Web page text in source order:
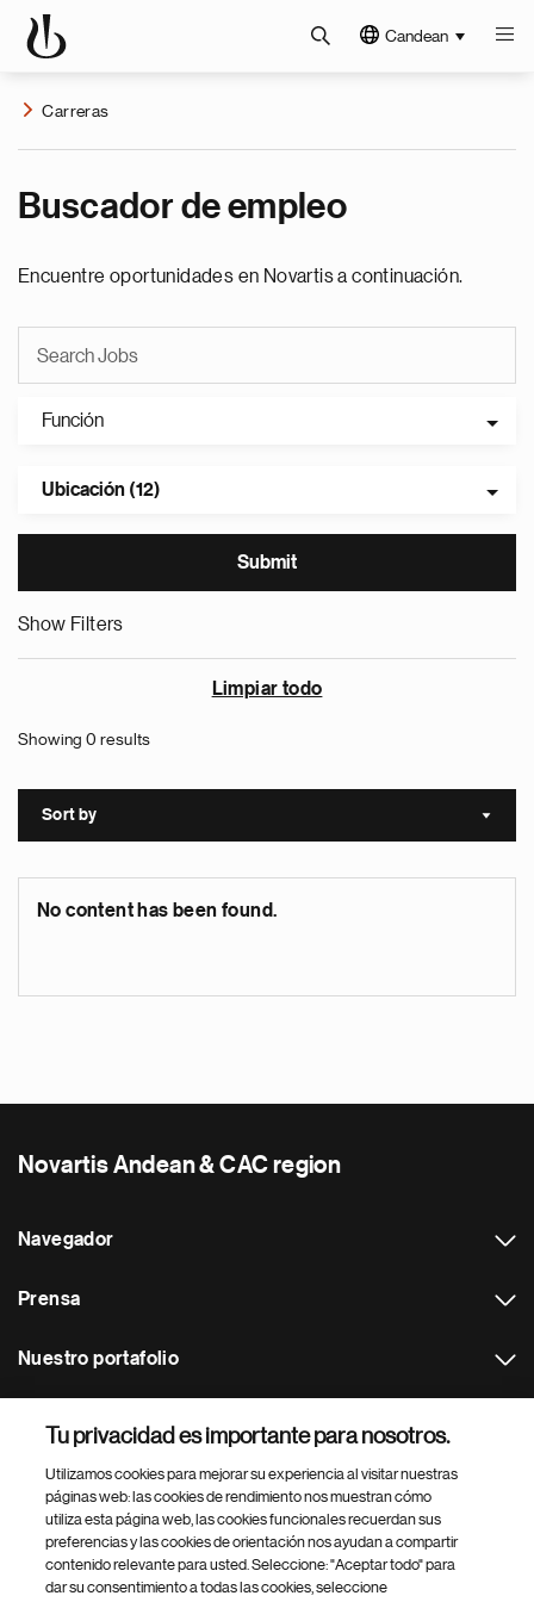
Candean
Carreras
Buscador de empleo
Encuentre oportunidades en Novartis a continuación.
Función
Ubicación (12)
Show Filters
Limpiar todo
Showing 0 results
Sort by Sort
No content has been found.
Novartis Andean & CAC region
Navegador
Prensa
Nuestro portafolio
Footer Site Search
Tu privacidad es importante para nosotros.
Utilizamos cookies para mejorar su experiencia al visitar nuestras
páginas web: las cookies de rendimiento nos muestran cómo
utiliza esta página web, las cookies funcionales recuerdan sus
preferencias y las cookies de orientación nos ayudan a compartir
contenido relevante para usted. Seleccione: "Aceptar todo" para
dar su consentimiento a todas las cookies, seleccione